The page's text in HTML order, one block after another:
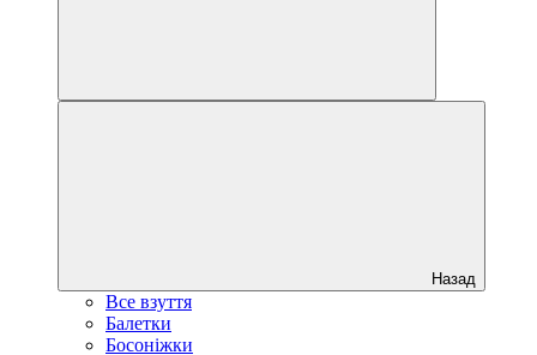
Назад
Все взуття
Балетки
Босоніжки